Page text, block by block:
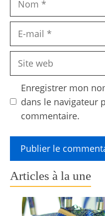
Site
Enregistrer mon
dans le navigateur
commentaire.
Articles à la une